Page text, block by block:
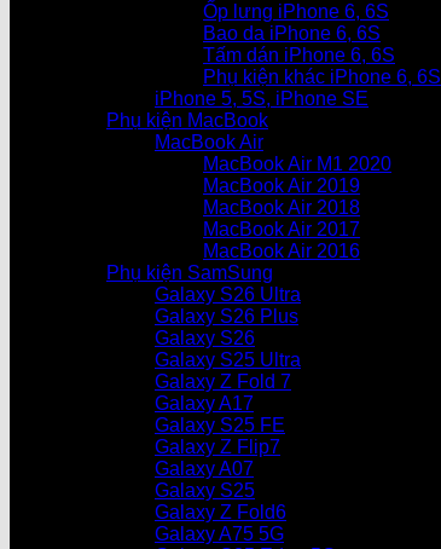
Ốp lưng iPhone 6, 6S
Bao da iPhone 6, 6S
Tấm dán iPhone 6, 6S
Phụ kiện khác iPhone 6, 6S
iPhone 5, 5S, iPhone SE
Phụ kiện MacBook
MacBook Air
MacBook Air M1 2020
MacBook Air 2019
MacBook Air 2018
MacBook Air 2017
MacBook Air 2016
Phụ kiện SamSung
Galaxy S26 Ultra
Galaxy S26 Plus
Galaxy S26
Galaxy S25 Ultra
Galaxy Z Fold 7
Galaxy A17
Galaxy S25 FE
Galaxy Z Flip7
Galaxy A07
Galaxy S25
Galaxy Z Fold6
Galaxy A75 5G